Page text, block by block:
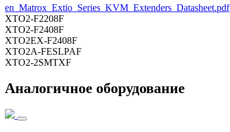
en_Matrox_Extio_Series_KVM_Extenders_Datasheet.pdf
XTO2-F2208F
XTO2-F2408F
XTO2EX-F2408F
XTO2A-FESLPAF
XTO2-2SMTXF
Аналогичное оборудование